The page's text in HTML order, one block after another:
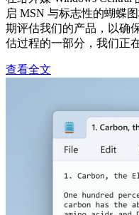
启 MSN 与标志性的蝴蝶
期评估我们的产品，以确
估过程的一部分，我们正
查看全文